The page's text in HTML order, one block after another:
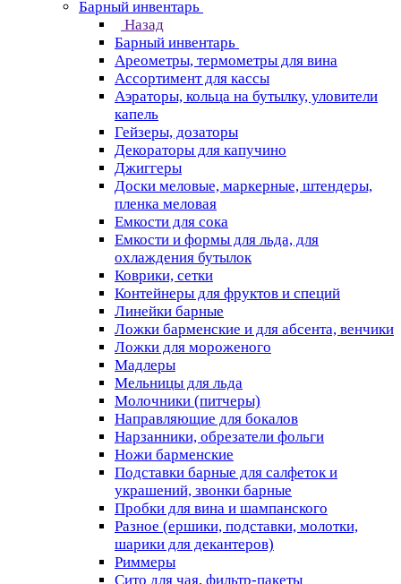
Барный инвентарь
Назад
Барный инвентарь
Ареометры, термометры для вина
Ассортимент для кассы
Аэраторы, кольца на бутылку, уловители
капель
Гейзеры, дозаторы
Декораторы для капучино
Джиггеры
Доски меловые, маркерные, штендеры,
пленка меловая
Емкости для сока
Емкости и формы для льда, для
охлаждения бутылок
Коврики, сетки
Контейнеры для фруктов и специй
Линейки барные
Ложки барменские и для абсента, венчики
Ложки для мороженого
Мадлеры
Мельницы для льда
Молочники (питчеры)
Направляющие для бокалов
Нарзанники, обрезатели фольги
Ножи барменские
Подставки барные для салфеток и
украшений, звонки барные
Пробки для вина и шампанского
Разное (ершики, подставки, молотки,
шарики для декантеров)
Риммеры
Сито для чая, фильтр-пакеты